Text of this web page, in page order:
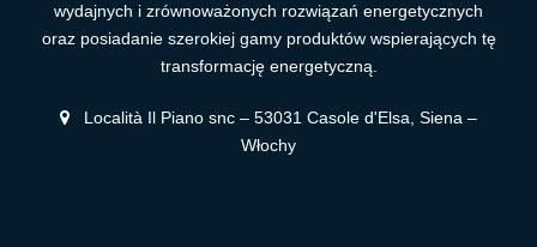
wydajnych i zrównoważonych rozwiązań energetycznych
oraz posiadanie szerokiej gamy produktów wspierających tę
transformację energetyczną.
Località Il Piano snc – 53031 Casole d'Elsa, Siena –
Włochy